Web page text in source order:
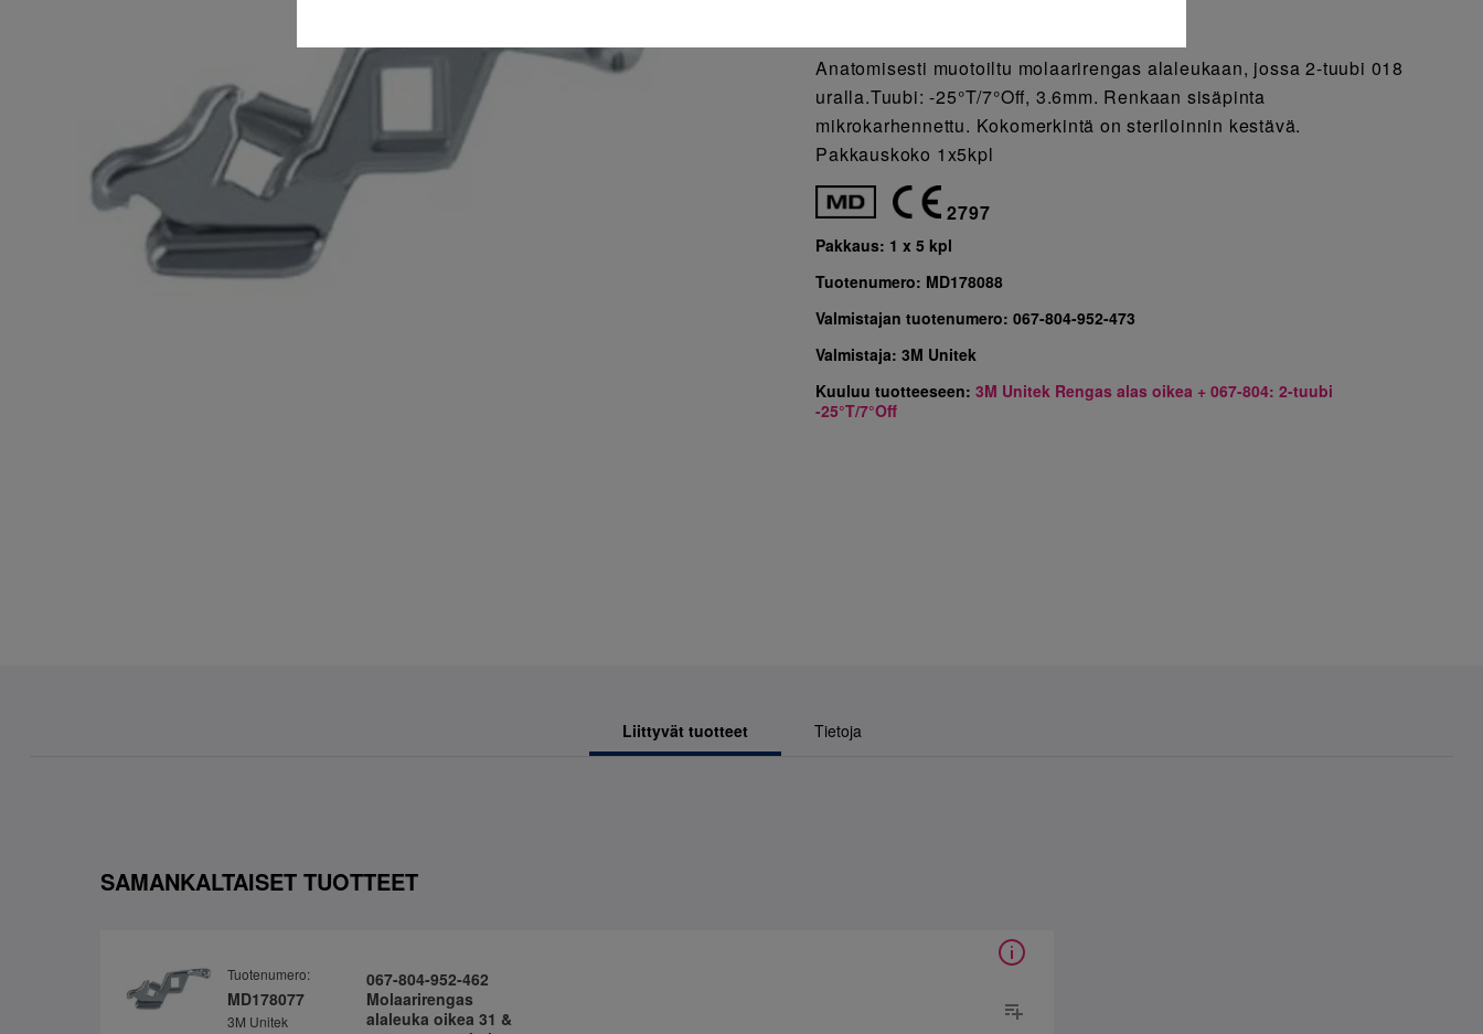
Anatomisesti muotoiltu molaarirengas alaleukaan, jossa 2-tuubi 018
uralla.Tuubi: -25°T/7°Off, 3.6mm. Renkaan sisäpinta
mikrokarhennettu. Kokomerkintä on steriloinnin kestävä.
Pakkauskoko 1x5kpl
2797
Pakkaus: 1 x 5 kpl
Tuotenumero: MD178088
Valmistajan tuotenumero:067-804-952-473
Valmistaja:3M Unitek
Kuuluu tuotteeseen:3M Unitek Rengas alas oikea + 067-804: 2-tuubi
-25°T/7°Off
Liittyvät tuotteet Tietoja
SAMANKALTAISET TUOTTEET
Tuotenumero:
MD178077
3M Unitek
067-804-952-462
Molaarirengas
alaleuka oikea 31 &